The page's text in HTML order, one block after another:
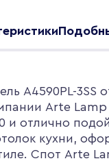
A4590PL-3SS
Arte Lamp
и отлично
кухни,
Спот Arte